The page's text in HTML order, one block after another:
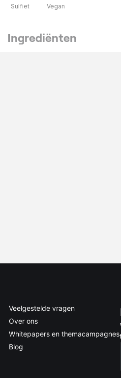
Sulfiet Vegan
Ingrediënten
Veelgestelde vragen
Over ons
Whitepapers en themacampagnes
Blog